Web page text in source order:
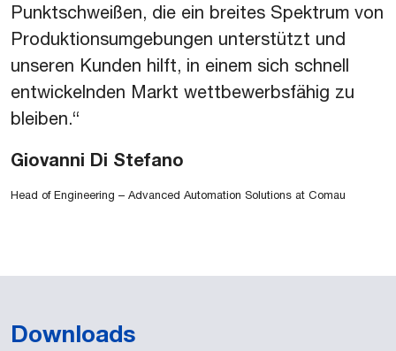
Punktschweißen, die ein breites Spektrum von
Produktionsumgebungen unterstützt und
unseren Kunden hilft, in einem sich schnell
entwickelnden Markt wettbewerbsfähig zu
bleiben.“
Giovanni Di Stefano
Head of Engineering – Advanced Automation Solutions at Comau
Downloads